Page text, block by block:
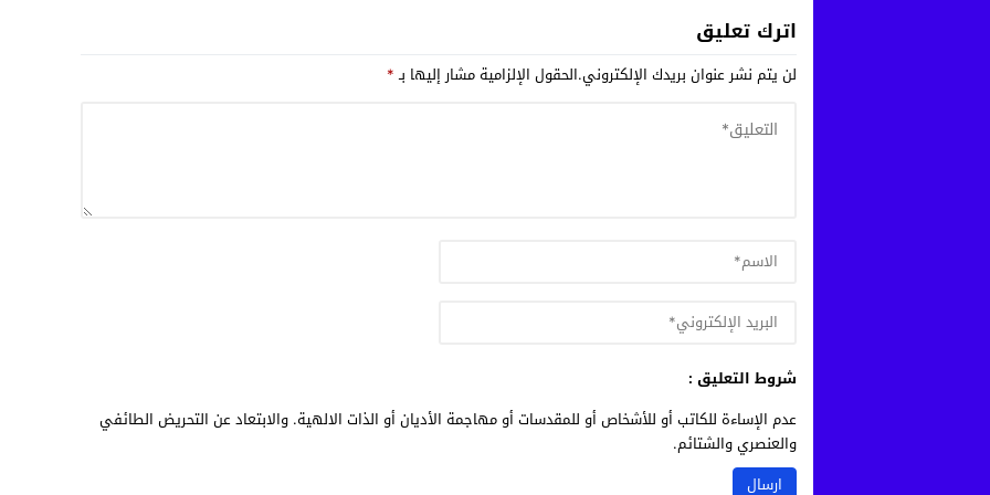
اترك تعليق
لن يتم نشر عنوان بريدك الإلكتروني.الحقول الإلزامية مشار إليها بـ*
شروط التعليق :
عدم الإساءة للكاتب أو للأشخاص أو للمقدسات أو مهاجمة الأديان أو الذات الالهية. والابتعاد عن التحريض الطائفي
والعنصري والشتائم.